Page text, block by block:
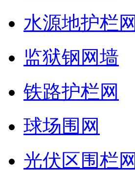
水源地护栏网
监狱钢网墙
铁路护栏网
球场围网
光伏区围栏网